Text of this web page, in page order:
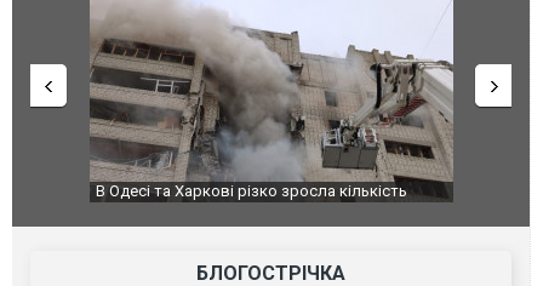
В Одесі та Харкові різко зросла кількість
У
БЛОГОСТРІЧКА